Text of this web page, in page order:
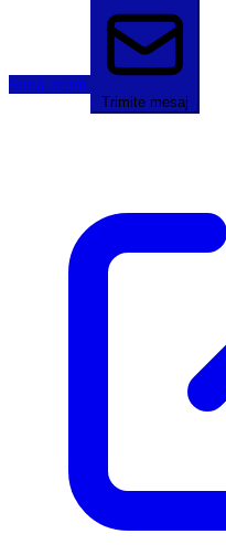
Sună acum
Trimite mesaj